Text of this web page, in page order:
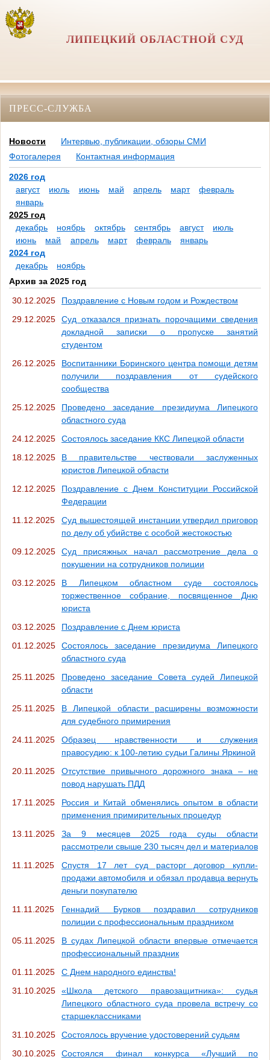
ЛИПЕЦКИЙ ОБЛАСТНОЙ СУД
ПРЕСС-СЛУЖБА
Новости
Интервью, публикации, обзоры СМИ
Фотогалерея
Контактная информация
2026 год
август
июль июнь май апрель март
февраль
январь
2025 год
декабрь
ноябрь октябрь сентябрь август
июль
июнь
май апрель март февраль
январь
2024 год
декабрь
ноябрь
Архив за 2025 год
30.12.2025
Поздравление с Новым годом и Рождеством
29.12.2025
Суд отказался признать порочащими сведения
докладной записки о пропуске занятий
студентом
26.12.2025
Воспитанники Боринского центра помощи детям
получили поздравления от судейского
сообщества
25.12.2025
Проведено заседание президиума Липецкого
областного суда
24.12.2025
Состоялось заседание ККС Липецкой области
18.12.2025
В правительстве чествовали заслуженных
юристов Липецкой области
12.12.2025
Поздравление с Днем Конституции Российской
Федерации
11.12.2025
Суд вышестоящей инстанции утвердил приговор
по делу об убийстве с особой жестокостью
09.12.2025
Суд присяжных начал рассмотрение дела о
покушении на сотрудников полиции
03.12.2025
В Липецком областном суде состоялось
торжественное собрание, посвященное Дню
юриста
03.12.2025
Поздравление с Днем юриста
01.12.2025
Состоялось заседание президиума Липецкого
областного суда
25.11.2025
Проведено заседание Совета судей Липецкой
области
25.11.2025
В Липецкой области расширены возможности
для судебного примирения
24.11.2025
Образец нравственности и служения
правосудию: к 100-летию судьи Галины Яркиной
20.11.2025
Отсутствие привычного дорожного знака – не
повод нарушать ПДД
17.11.2025
Россия и Китай обменялись опытом в области
применения примирительных процедур
13.11.2025
За 9 месяцев 2025 года суды области
рассмотрели свыше 230 тысяч дел и материалов
11.11.2025
Спустя 17 лет суд расторг договор купли-
продажи автомобиля и обязал продавца вернуть
деньги покупателю
11.11.2025
Геннадий Бурков поздравил сотрудников
полиции с профессиональным праздником
05.11.2025
В судах Липецкой области впервые отмечается
профессиональный праздник
01.11.2025
С Днем народного единства!
31.10.2025
«Школа детского правозащитника»: судья
Липецкого областного суда провела встречу со
старшеклассниками
31.10.2025
Состоялось вручение удостоверений судьям
30.10.2025
Состоялся финал конкурса «Лучший по